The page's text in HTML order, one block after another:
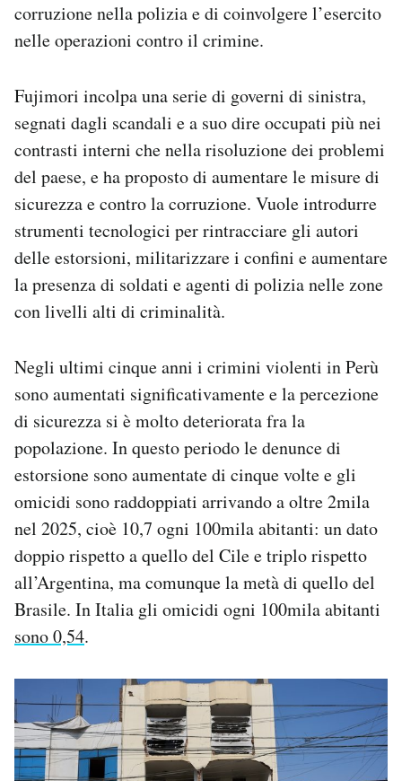
corruzione nella polizia e di coinvolgere l’esercito
nelle operazioni contro il crimine.
Fujimori incolpa una serie di governi di sinistra,
segnati dagli scandali e a suo dire occupati più nei
contrasti interni che nella risoluzione dei problemi
del paese, e ha proposto di aumentare le misure di
sicurezza e contro la corruzione. Vuole introdurre
strumenti tecnologici per rintracciare gli autori
delle estorsioni, militarizzare i confini e aumentare
la presenza di soldati e agenti di polizia nelle zone
con livelli alti di criminalità.
Negli ultimi cinque anni i crimini violenti in Perù
sono aumentati significativamente e la percezione
di sicurezza si è molto deteriorata fra la
popolazione. In questo periodo le denunce di
estorsione sono aumentate di cinque volte e gli
omicidi sono raddoppiati arrivando a oltre 2mila
nel 2025, cioè 10,7 ogni 100mila abitanti: un dato
doppio rispetto a quello del Cile e triplo rispetto
all’Argentina, ma comunque la metà di quello del
Brasile. In Italia gli omicidi ogni 100mila abitanti
sono 0,54.